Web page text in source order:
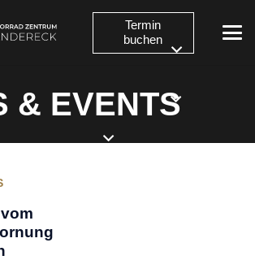
Termin
buchen
& EVENTS